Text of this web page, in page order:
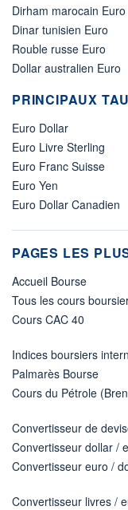
Dirham marocain Euro
Dinar tunisien Euro
Rouble russe Euro
Dollar australien Euro
PRINCIPAUX
Euro Dollar
Euro Livre Sterling
Euro Franc Suisse
Euro Yen
Euro Dollar Canadien
PAGES LES
Accueil Bourse
Tous les cours
Cours CAC 40
Indices boursiers
Palmarès Bourse
Cours du Pétrole
Convertisseur de
Convertisseur dollar /
Convertisseur euro /
Convertisseur livres /